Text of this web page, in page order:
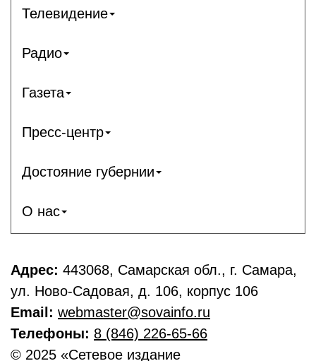
Телевидение
Радио
Газета
Пресс-центр
Достояние губернии
О нас
Адрес: 443068, Самарская обл., г. Самара,
ул. Ново-Садовая, д. 106, корпус 106
Email: webmaster@sovainfo.ru
Телефоны: 8 (846) 226-65-66
© 2025 «Сетевое издание